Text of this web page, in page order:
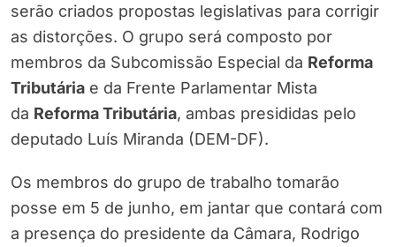
serão criados propostas legislativas para corrigir
as distorções. O grupo será composto por
membros da Subcomissão Especial da Reforma
Tributária e da Frente Parlamentar Mista
da Reforma Tributária, ambas presididas pelo
deputado Luís Miranda (DEM-DF).
Os membros do grupo de trabalho tomarão
posse em 5 de junho, em jantar que contará com
a presença do presidente da Câmara, Rodrigo